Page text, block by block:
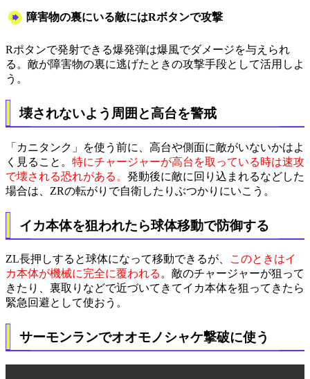
障害物の裏にいる敵にはRボタンで攻撃
Rポタンで発射できる爆発弾は爆風でダメージを与えられ
る。敵が障害物の裏に逃げたときの攻撃手段として活用しよ
う。
壊されないよう周囲と高台を警戒
「カニタンク」を使う前に、高台や側面に敵がいないかはよ
く見ること。 特にチャージャーが高台を取っている時は速攻
で壊される恐れがある。 発動後に敵に回り込まれるなどした
場合は、ZRの転がりで自衛したりぶつかりにいこう。
イカ本体を狙われたら球体移動で防御する
ZL長押しすると球体になって移動できるが、
このときはイ
カ本体が機械に完全に覆われる 。敵のチャージャーが狙って
きたり、裏取りなどで近づいてきてイカ本体を狙ってきたら
緊急回避として使おう。
サーモンランでオオモノシャケ撃破に使う